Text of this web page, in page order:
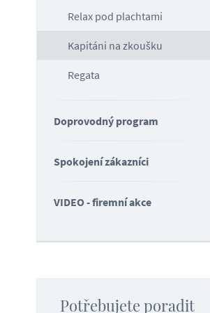
Relax pod plachtami
Kapitáni na zkoušku
Regata
Doprovodný program
Spokojení zákazníci
VIDEO - firemní akce
Potřebujete poradit